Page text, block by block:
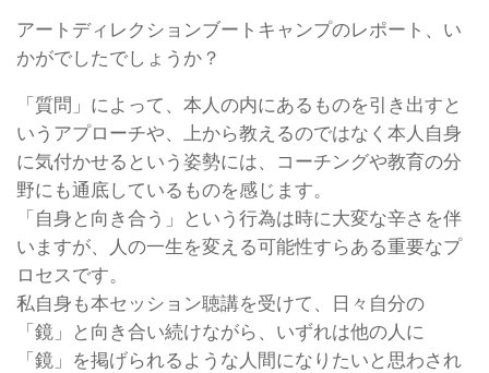
アートディレクションブートキャンプのレポート、い
かがでしたでしょうか？
「質問」によって、本人の内にあるものを引き出すと
いうアプローチや、上から教えるのではなく本人自身
に気付かせるという姿勢には、コーチングや教育の分
野にも通底しているものを感じます。
「自身と向き合う」という行為は時に大変な辛さを伴
いますが、人の一生を変える可能性すらある重要なプ
ロセスです。
私自身も本セッション聴講を受けて、日々自分の
「鏡」と向き合い続けながら、いずれは他の人に
「鏡」を掲げられるような人間になりたいと思わされ